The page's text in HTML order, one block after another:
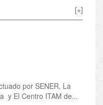
[+]
por SENER, La
y El Centro ITAM de...